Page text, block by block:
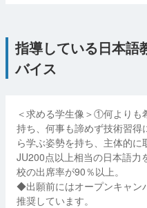
指導している日本語
バイス
＜求める学生像＞①何よりも
持ち、何事も諦めず技術習
ら学ぶ姿勢を持ち、主体的
JU200点以上相当の日本語
校の出席率が90％以上。
◆出願前にはオープンキャン
推奨しています。